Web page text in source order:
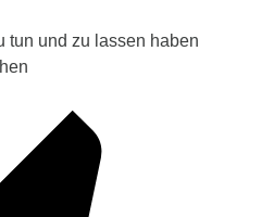
tun und zu lassen haben